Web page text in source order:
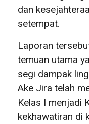
dan
setempat.
Laporan
temuan utama
segi dampak
Ake Jira telah
Kelas I menjadi
kekhawatiran di